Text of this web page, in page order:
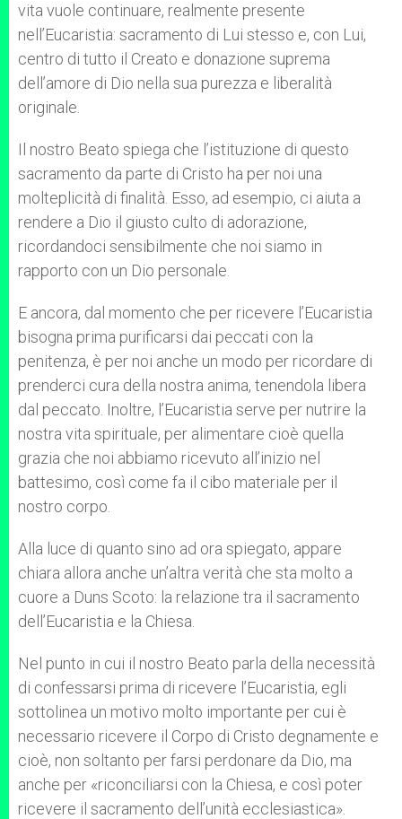
vita vuole continuare, realmente presente
nell’Eucaristia: sacramento di Lui stesso e, con Lui,
centro di tutto il Creato e donazione suprema
dell’amore di Dio nella sua purezza e liberalità
originale.
Il nostro Beato spiega che l’istituzione di questo
sacramento da parte di Cristo ha per noi una
molteplicità di finalità. Esso, ad esempio, ci aiuta a
rendere a Dio il giusto culto di adorazione,
ricordandoci sensibilmente che noi siamo in
rapporto con un Dio personale.
E ancora, dal momento che per ricevere l’Eucaristia
bisogna prima purificarsi dai peccati con la
penitenza, è per noi anche un modo per ricordare di
prenderci cura della nostra anima, tenendola libera
dal peccato. Inoltre, l’Eucaristia serve per nutrire la
nostra vita spirituale, per alimentare cioè quella
grazia che noi abbiamo ricevuto all’inizio nel
battesimo, così come fa il cibo materiale per il
nostro corpo.
Alla luce di quanto sino ad ora spiegato, appare
chiara allora anche un’altra verità che sta molto a
cuore a Duns Scoto: la relazione tra il sacramento
dell’Eucaristia e la Chiesa.
Nel punto in cui il nostro Beato parla della necessità
di confessarsi prima di ricevere l’Eucaristia, egli
sottolinea un motivo molto importante per cui è
necessario ricevere il Corpo di Cristo degnamente e
cioè, non soltanto per farsi perdonare da Dio, ma
anche per «riconciliarsi con la Chiesa, e così poter
ricevere il sacramento dell’unità ecclesiastica».